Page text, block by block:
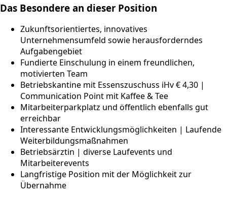
Das Besondere an dieser Position
Zukunftsorientiertes, innovatives
Unternehmensumfeld sowie herausforderndes
Aufgabengebiet
Fundierte Einschulung in einem freundlichen,
motivierten Team
Betriebskantine mit Essenszuschuss iHv € 4,30 |
Communication Point mit Kaffee & Tee
Mitarbeiterparkplatz und öffentlich ebenfalls gut
erreichbar
Interessante Entwicklungsmöglichkeiten | Laufende
Weiterbildungsmaßnahmen
Betriebsärztin | diverse Laufevents und
Mitarbeiterevents
Langfristige Position mit der Möglichkeit zur
Übernahme